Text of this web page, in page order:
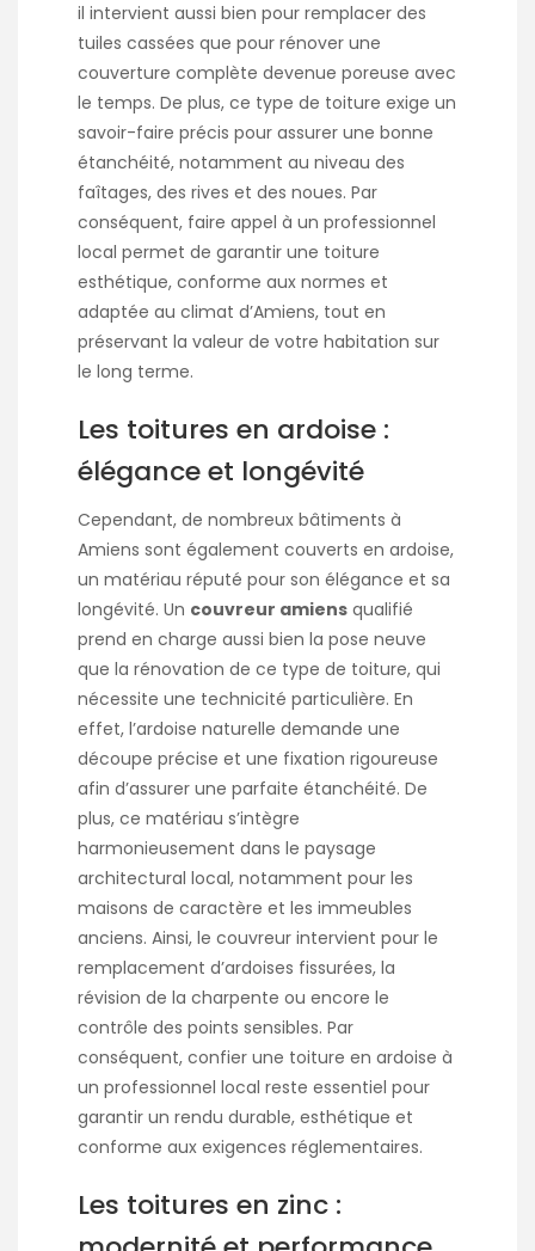
il intervient aussi bien pour remplacer des
tuiles cassées que pour rénover une
couverture complète devenue poreuse avec
le temps. De plus, ce type de toiture exige un
savoir-faire précis pour assurer une bonne
étanchéité, notamment au niveau des
faîtages, des rives et des noues. Par
conséquent, faire appel à un professionnel
local permet de garantir une toiture
esthétique, conforme aux normes et
adaptée au climat d’Amiens, tout en
préservant la valeur de votre habitation sur
le long terme.
Les toitures en ardoise :
élégance et longévité
Cependant, de nombreux bâtiments à
Amiens sont également couverts en ardoise,
un matériau réputé pour son élégance et sa
longévité. Un couvreur amiens qualifié
prend en charge aussi bien la pose neuve
que la rénovation de ce type de toiture, qui
nécessite une technicité particulière. En
effet, l’ardoise naturelle demande une
découpe précise et une fixation rigoureuse
afin d’assurer une parfaite étanchéité. De
plus, ce matériau s’intègre
harmonieusement dans le paysage
architectural local, notamment pour les
maisons de caractère et les immeubles
anciens. Ainsi, le couvreur intervient pour le
remplacement d’ardoises fissurées, la
révision de la charpente ou encore le
contrôle des points sensibles. Par
conséquent, confier une toiture en ardoise à
un professionnel local reste essentiel pour
garantir un rendu durable, esthétique et
conforme aux exigences réglementaires.
Les toitures en zinc :